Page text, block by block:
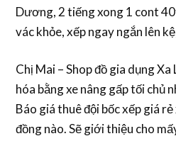
Dương, 2 tiếng xong 1 cont
váckhỏe, xếp ngay ngắn lên
Chị Mai – Shop đồ gia dụng Xa
hóa bằng xe nânggấp tối chủ
Báo giáthuê đội bốc xếp giá rẻ
đồng nào. Sẽ giới thiệu cho